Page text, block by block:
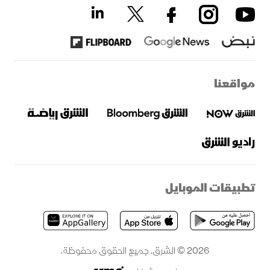
مواقعنا
تطبيقات الموبايل
2026 © الشرق. جميع الحقوق محفوظة.